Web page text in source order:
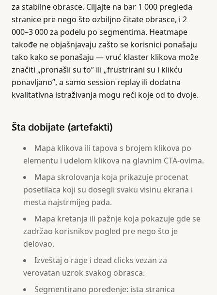
za stabilne obrasce. Ciljajte na bar 1 000 pregleda
stranice pre nego što ozbiljno čitate obrasce, i 2
000–3 000 za podelu po segmentima. Heatmape
takođe ne objašnjavaju zašto se korisnici ponašaju
tako kako se ponašaju — vruć klaster klikova može
značiti „pronašli su to” ili „frustrirani su i klikću
ponavljano”, a samo session replay ili dodatna
kvalitativna istraživanja mogu reći koje od to dvoje.
Šta dobijate (artefakti)
Mapa klikova ili tapova s brojem klikova po
elementu i udelom klikova na glavnim CTA-ovima.
Mapa skrolovanja koja prikazuje procenat
posetilaca koji su dosegli svaku visinu ekrana i
mesta najstrmijeg pada.
Mapa kretanja ili pažnje koja pokazuje gde se
zadržao korisnikov pogled pre nego što je
delovao.
Izveštaj o rage i dead clicks vezan za
verovatan uzrok svakog obrasca.
Segmentirano poređenje: ista stranica